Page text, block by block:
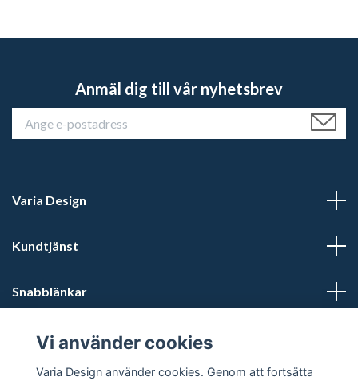
Anmäl dig till vår nyhetsbrev
Varia Design
Kundtjänst
Snabblänkar
Sociala medier
Vi använder cookies
Varia Design använder cookies. Genom att fortsätta